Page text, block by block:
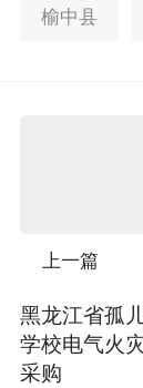
榆中县
上一篇
黑龙江省孤
学校电气火
采购